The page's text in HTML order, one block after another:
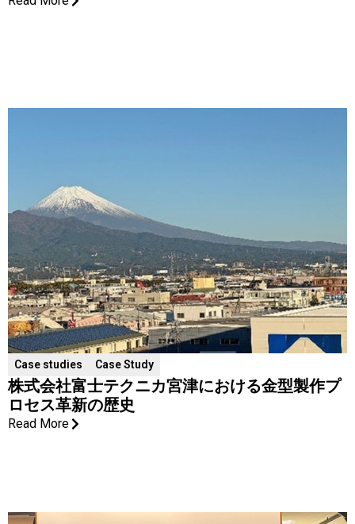
Case studies Case Study
株式会社富士テクニカ宮津における金型製作プ
ロセス革新の歴史
Read More